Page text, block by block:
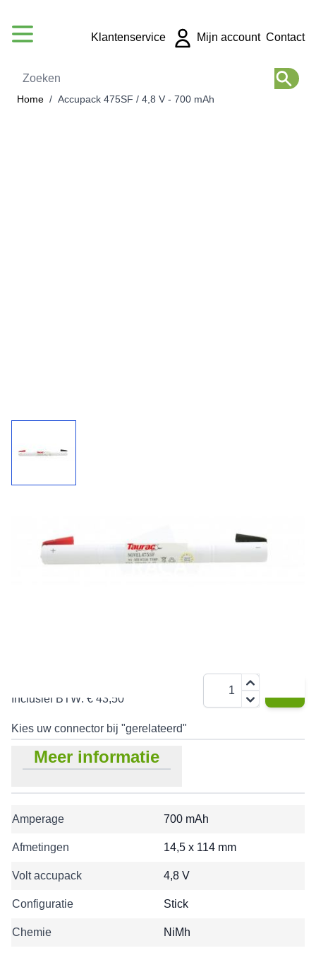
Zoeken
Klantenservice Mijn account Contact
Home / Accupack 475SF / 4,8 V - 700 mAh
Kies uw connector bij "'meer informatie"
Inclusief BTW: € 43,50
Kies uw connector bij "gerelateerd"
Meer informatie
Amperage 700 mAh
Afmetingen 14,5 x 114 mm
Volt accupack 4,8 V
Configuratie Stick
Chemie NiMh